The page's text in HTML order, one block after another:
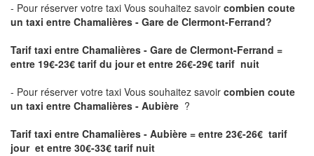
- Pour réserver votre taxi Vous souhaitez savoir combien coute
un taxi entre Chamalières - Gare de Clermont-Ferrand?
Tarif taxi entre Chamalières - Gare de Clermont-Ferrand =
entre 19€-23€ tarif du jour et entre 26€-29€ tarif nuit
- Pour réserver votre taxi Vous souhaitez savoir combien coute
un taxi entre Chamalières - Aubière ?
Tarif taxi entre Chamalières - Aubière = entre 23€-26€ tarif
jour et entre 30€-33€ tarif nuit